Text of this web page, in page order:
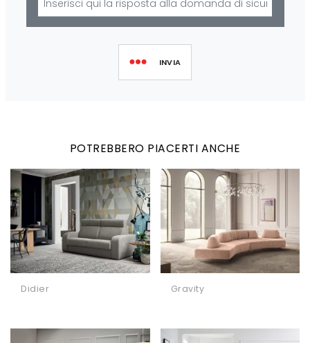
INVIA
POTREBBERO PIACERTI ANCHE
Didier Gravity